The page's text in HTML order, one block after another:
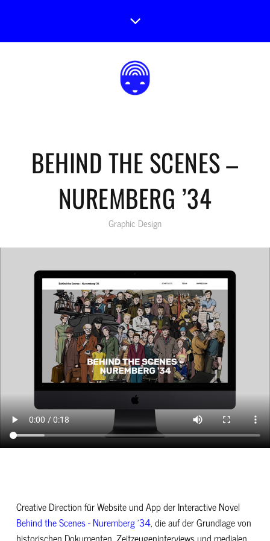
BEHIND THE SCENES –
NUREMBERG ’34
Graphic Design
Creative Direction für Website und App der Interactive Novel
Behind the Scenes - Nuremberg '34, die auf der Grundlage von